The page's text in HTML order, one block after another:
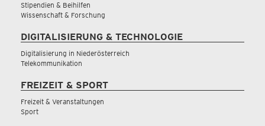
Stipendien & Beihilfen
Wissenschaft & Forschung
DIGITALISIERUNG & TECHNOLOGIE
Digitalisierung in Niederösterreich
Telekommunikation
FREIZEIT & SPORT
Freizeit & Veranstaltungen
Sport